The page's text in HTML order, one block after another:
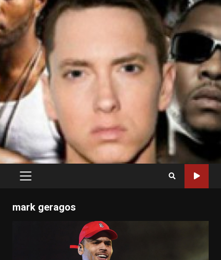
PRIMARY
mark geragos